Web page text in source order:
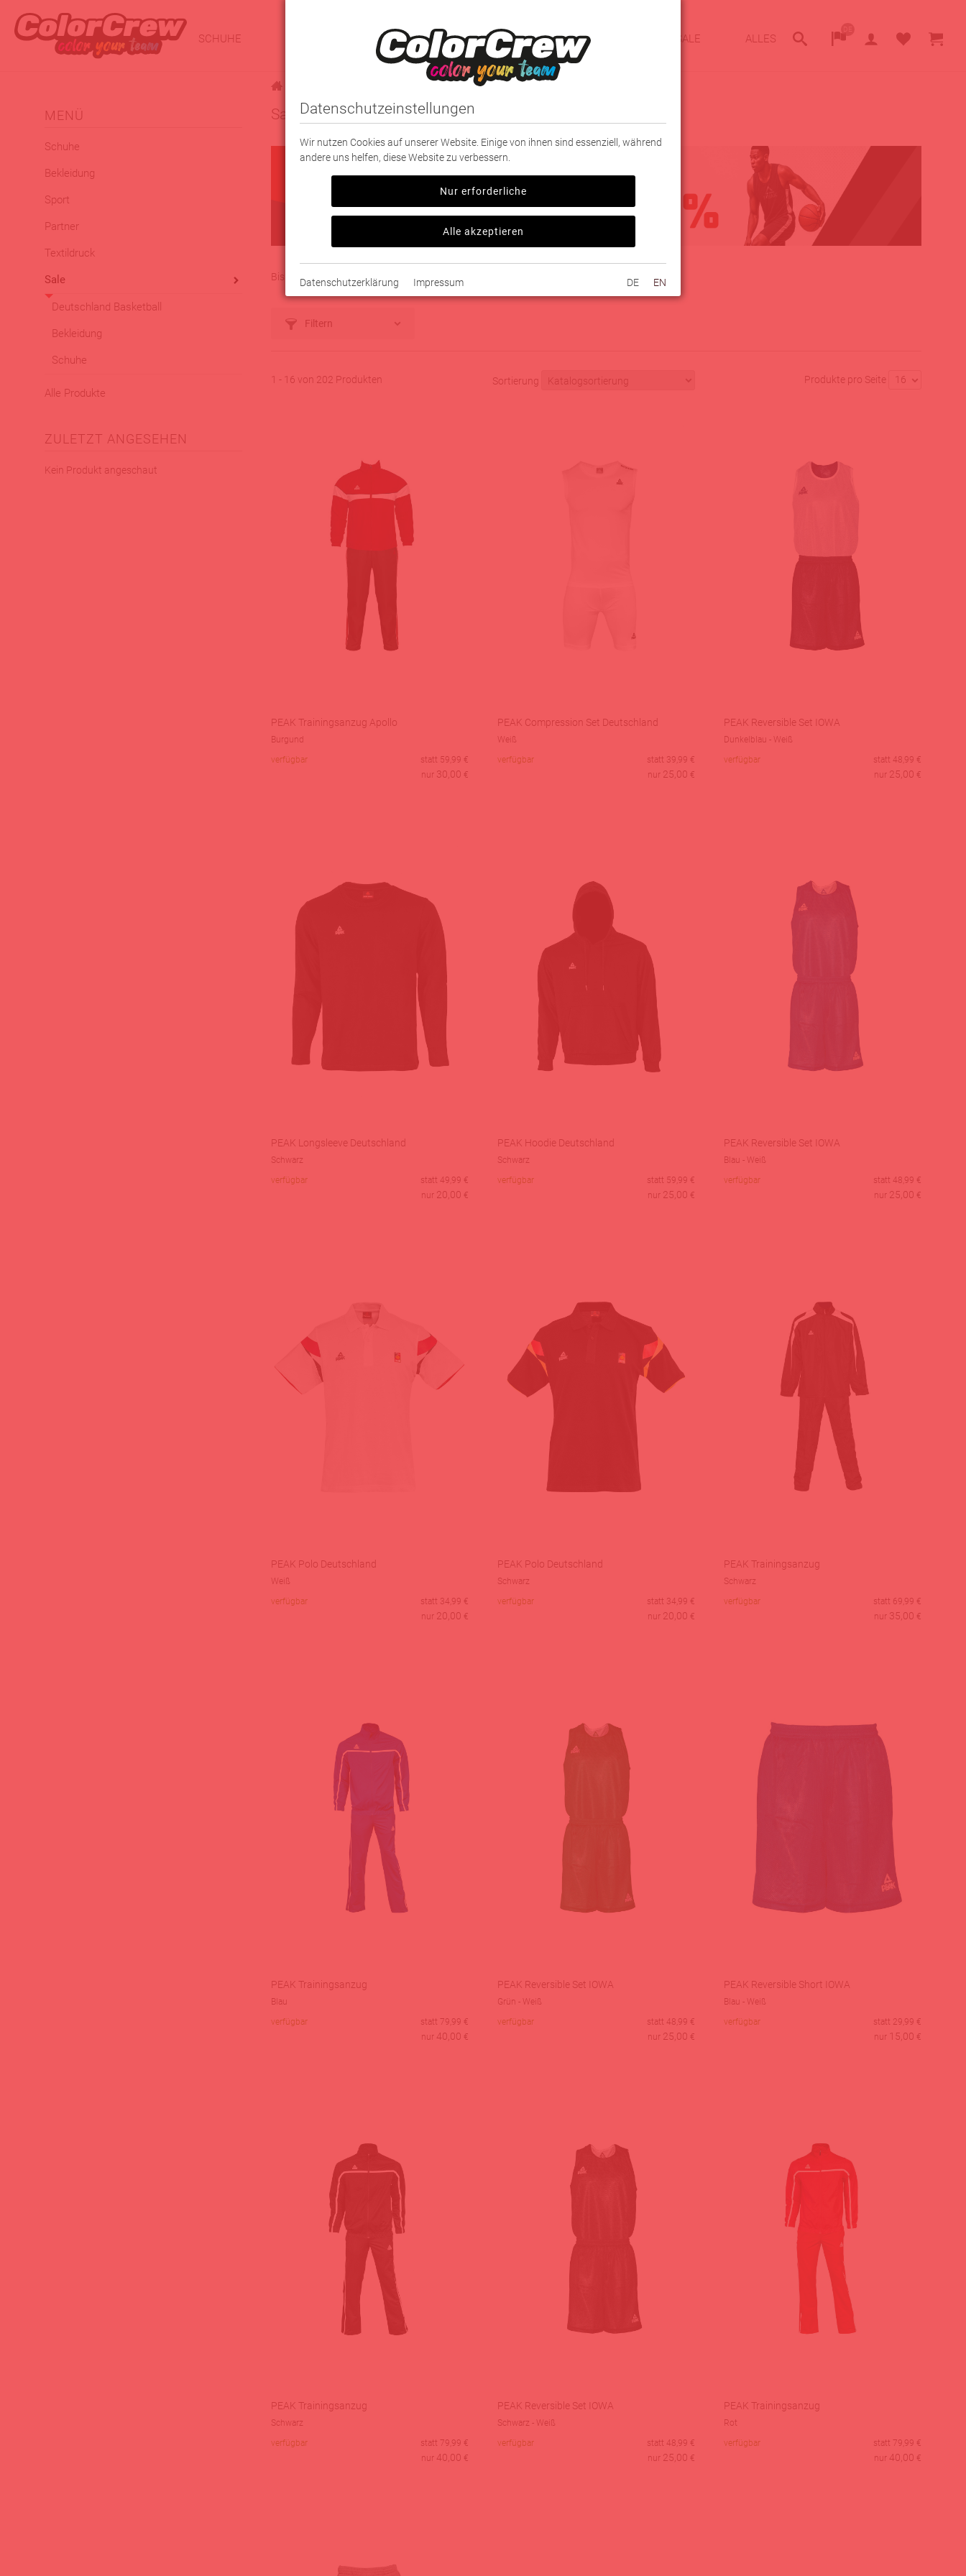
SCHUHE SPORT PARTNER TEXTILDRUCK SALE ALLES
MENÜ
Schuhe
Bekleidung
Sport
Partner
Textildruck
Sale
Deutschland Basketball
Bekleidung
Schuhe
Alle Produkte
ZULETZT ANGESEHEN
Kein Produkt angeschaut
Sale
Bis zu 30% Rabatt auf alle Artikel in dieser Kategorie!
Filtern
1 - 16 von 202 Produkten Sortierung Produkte pro Seite 16
PEAK Trainingsanzug Apollo
Burgund
verfügbar
statt 59,99 €
nur 30,00 €
PEAK Compression Set Deutschland
Weiß
verfügbar
statt 39,99 €
nur 25,00 €
PEAK Reversible Set IOWA
Dunkelblau - Weiß
verfügbar
statt 48,99 €
nur 25,00 €
PEAK Longsleeve Deutschland
Schwarz
verfügbar
statt 49,99 €
nur 20,00 €
PEAK Hoodie Deutschland
Schwarz
verfügbar
statt 59,99 €
nur 25,00 €
PEAK Reversible Set IOWA
Blau - Weiß
verfügbar
statt 48,99 €
nur 25,00 €
PEAK Polo Deutschland
Weiß
verfügbar
statt 34,99 €
nur 20,00 €
PEAK Polo Deutschland
Schwarz
verfügbar
statt 34,99 €
nur 20,00 €
PEAK Trainingsanzug
Schwarz
verfügbar
statt 69,99 €
nur 35,00 €
PEAK Trainingsanzug
Blau
verfügbar
statt 79,99 €
nur 40,00 €
PEAK Reversible Set IOWA
Grün - Weiß
verfügbar
statt 48,99 €
nur 25,00 €
PEAK Reversible Short IOWA
Blau - Weiß
verfügbar
statt 29,99 €
nur 15,00 €
PEAK Trainingsanzug
Schwarz
verfügbar
statt 79,99 €
nur 40,00 €
PEAK Reversible Set IOWA
Schwarz - Weiß
verfügbar
statt 48,99 €
nur 25,00 €
PEAK Trainingsanzug
Rot
verfügbar
statt 79,99 €
nur 40,00 €
Datenschutzeinstellungen
Wir nutzen Cookies auf unserer Website. Einige von ihnen sind essenziell, während
andere uns helfen, diese Website zu verbessern.
Nur erforderliche
Alle akzeptieren
Datenschutzerklärung Impressum DE EN